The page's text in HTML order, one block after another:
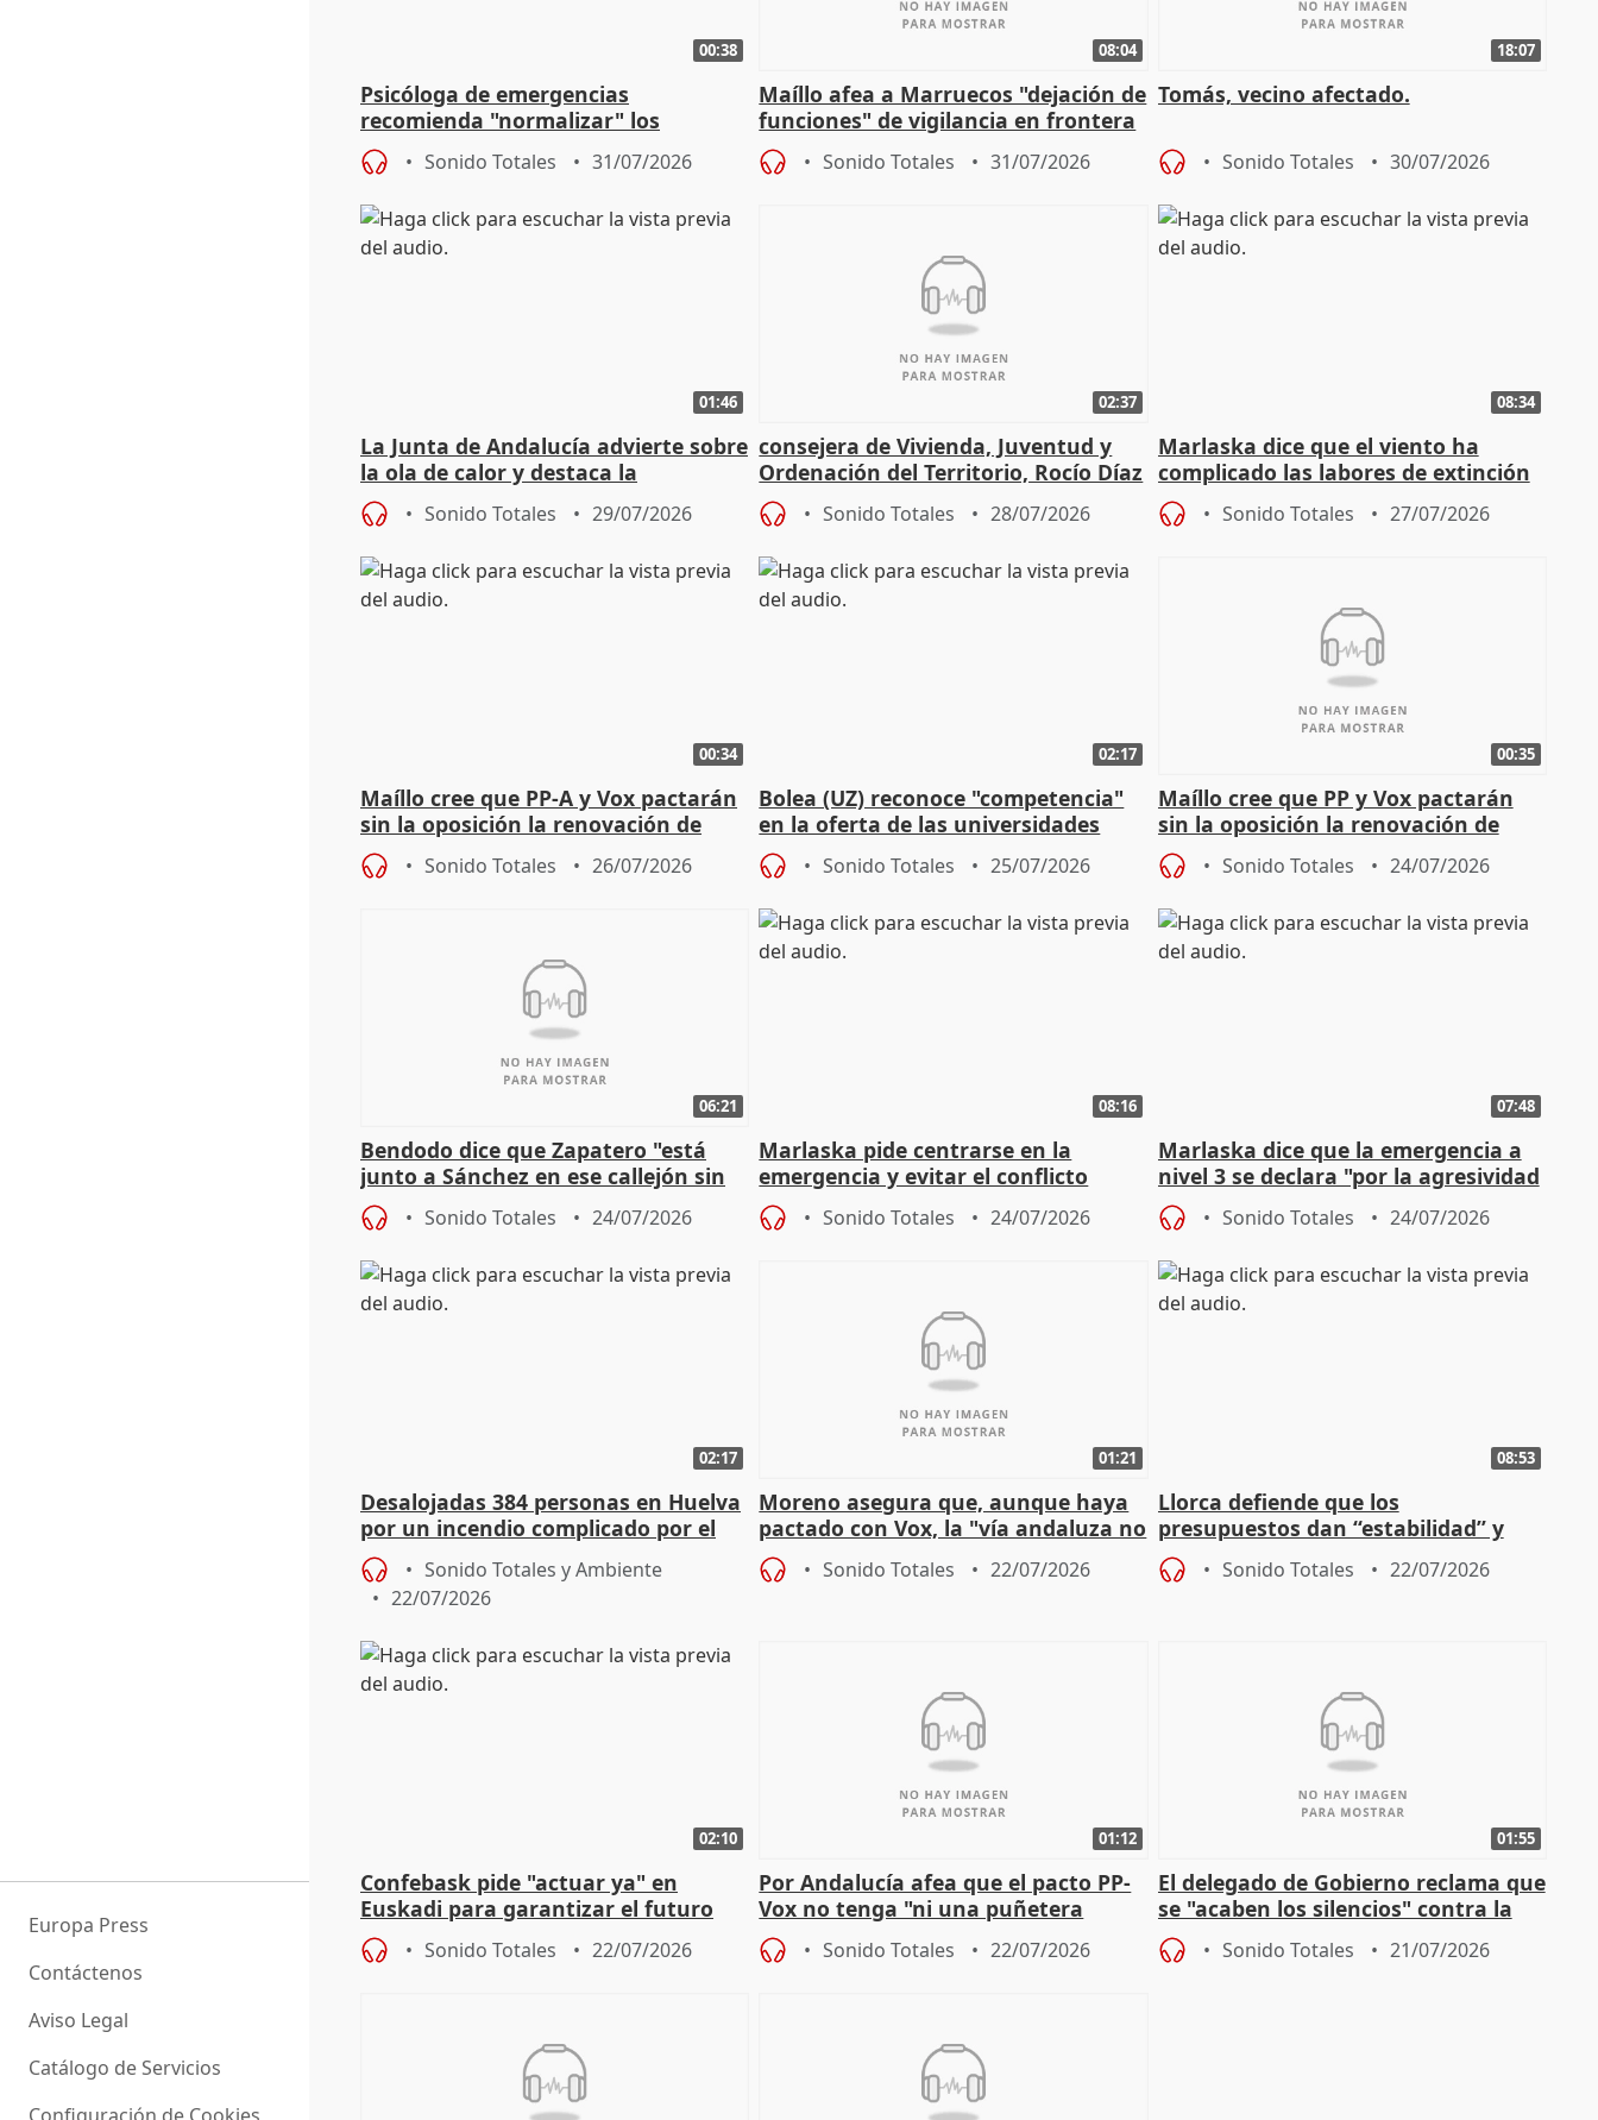
Europa Press
Contáctenos
Aviso Legal
Catálogo de Servicios
00:38
Psicóloga de emergencias
recomienda "normalizar" los
síntomas tras sufrir un incendio
Sonido Totales 31/07/2026
08:04
Maíllo afea a Marruecos "dejación de
funciones" de vigilancia en frontera
con Ceuta
Sonido Totales 31/07/2026
18:07
Tomás, vecino afectado.
Sonido Totales 30/07/2026
01:46
La Junta de Andalucía advierte sobre
la ola de calor y destaca la
importancia de la prevención
Sonido Totales 29/07/2026
02:37
consejera de Vivienda, Juventud y
Ordenación del Territorio, Rocío Díaz
Sonido Totales 28/07/2026
08:34
Marlaska dice que el viento ha
complicado las labores de extinción
durante la madrugada
Sonido Totales 27/07/2026
00:34
Maíllo cree que PP-A y Vox pactarán
sin la oposición la renovación de
órganos como el Defensor
Sonido Totales 26/07/2026
02:17
Bolea (UZ) reconoce "competencia"
en la oferta de las universidades
privadas
Sonido Totales 25/07/2026
00:35
Maíllo cree que PP y Vox pactarán
sin la oposición la renovación de
órganos como el Defensor
Sonido Totales 24/07/2026
06:21
Bendodo dice que Zapatero "está
junto a Sánchez en ese callejón sin
salida
Sonido Totales 24/07/2026
08:16
Marlaska pide centrarse en la
emergencia y evitar el conflicto
político
Sonido Totales 24/07/2026
07:48
Marlaska dice que la emergencia a
nivel 3 se declara "por la agresividad
de los incendios"
Sonido Totales 24/07/2026
02:17
Desalojadas 384 personas en Huelva
por un incendio complicado por el
viento
Sonido Totales y Ambiente
22/07/2026
01:21
Moreno asegura que, aunque haya
pactado con Vox, la "vía andaluza no
ha muerto" ni él va a "cambiar"
Sonido Totales 22/07/2026
08:53
Llorca defiende que los
presupuestos dan “estabilidad” y
dice que no ha hablado con Feijóo
Sonido Totales 22/07/2026
02:10
Confebask pide "actuar ya" en
Euskadi para garantizar el futuro
con un pacto de país
Sonido Totales 22/07/2026
01:12
Por Andalucía afea que el pacto PP-
Vox no tenga "ni una puñetera
medida" contra violencia machista
Sonido Totales 22/07/2026
01:55
El delegado de Gobierno reclama que
se "acaben los silencios" contra la
violencia de género
Sonido Totales 21/07/2026